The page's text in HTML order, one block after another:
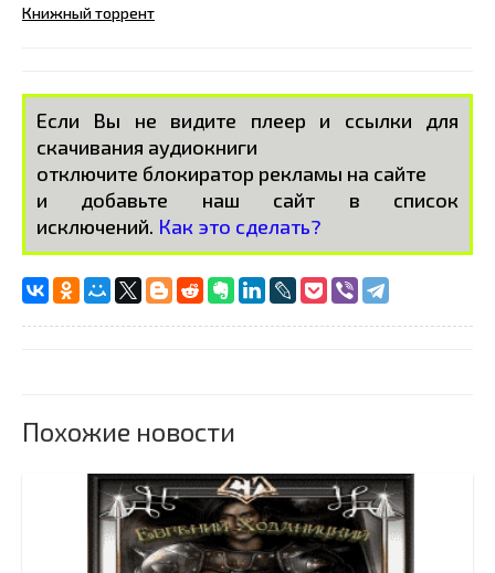
Книжный торрент
Если Вы не видите плеер и ссылки для
скачивания аудиокниги
отключите блокиратор рекламы на сайте
и добавьте наш сайт в список
исключений. Как это сделать?
Похожие новости